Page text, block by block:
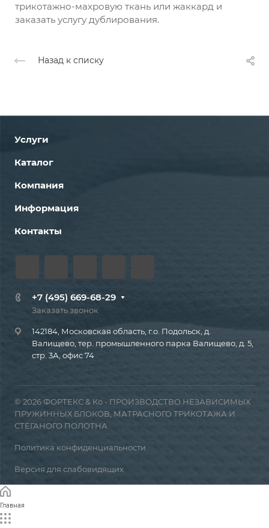
трикотажно-махровую ткань или жаккард и
заказать услугу дублирования.
Назад к списку
Услуги
Каталог
Компания
Информация
Контакты
+7 (495) 669-68-29
Заказать звонок
142184, Московская область, г.о. Подольск, д.
Валищево, тер. промышленного парка Валищево, д. 5,
стр. 3А, офис 74
© 2026 ФОРТЕКС & Ко - ПРОИЗВОДСТВО НЕЗАВИСИМЫХ
ПРУЖИННЫХ БЛОКОВ, МАТРАСНОГО ТРИКОТАЖА И
СТЁГАНОГО ПОЛОТНА
Политика конфиденциальности
Версия для слабовидящих
Главная